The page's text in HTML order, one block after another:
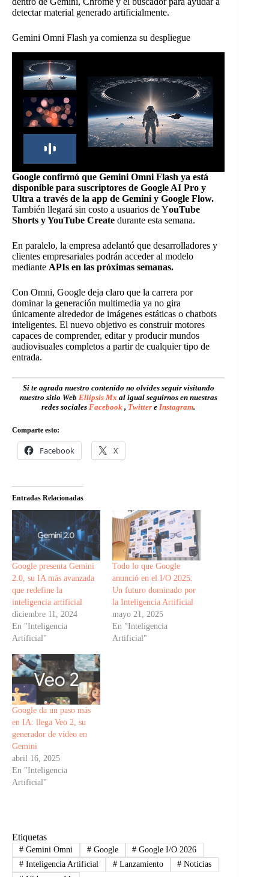
detectar material generado artificialmente.
Gemini Omni Flash ya comienza su despliegue
Google confirmó que Gemini Omni Flash ya está
disponible para suscriptores de Google AI Pro y
Ultra a través de la app de Gemini y Google Flow.
También llegará sin costo a usuarios de YouTube
Shorts y YouTube Create durante esta semana.
En paralelo, la empresa adelantó que desarrolladores y
clientes empresariales podrán acceder al modelo
mediante APIs en las próximas semanas.
Con Omni, Google deja claro que la carrera por
dominar la generación multimedia ya no gira
únicamente alrededor de imágenes estáticas o chatbots
inteligentes. El nuevo objetivo es construir motores
capaces de comprender, editar y producir mundos
audiovisuales completos a partir de cualquier tipo de
entrada.
Si te agrada nuestro contenido no olvides seguir visitando
nuestro sitio Web Ellipsis Mx al igual seguirnos en nuestras
redes socialesFacebook , Twitter eInstagram.
Comparte esto:
Facebook X
Entradas Relacionadas
Google presenta Gemini
2.0, su IA más avanzada
que redefine la
inteligencia artificial
diciembre 11, 2024
En "Inteligencia
Artificial"
Todo lo que Google
anunció en el I/O 2025:
Un futuro dominado por
la Inteligencia Artificial
mayo 21, 2025
En "Inteligencia
Artificial"
Google da un paso más
en IA: llega Veo 2, su
generador de vídeo en
Gemini
abril 16, 2025
En "Inteligencia
Artificial"
Etiquetas
#Gemini Omni #Google # Google I/O 2026
#Inteligencia Artificial #Lanzamiento # Noticias